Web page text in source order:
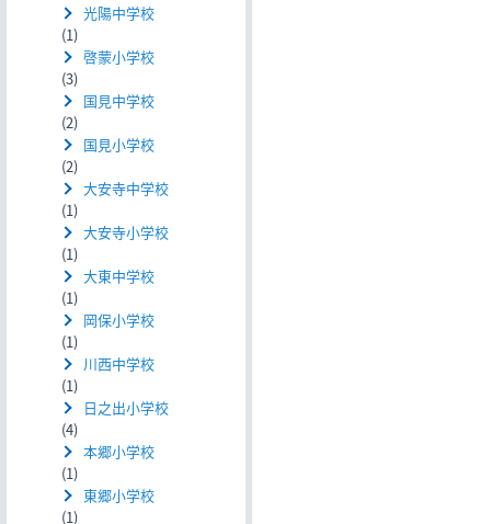
光陽中学校
(1)
啓蒙小学校
(3)
国見中学校
(2)
国見小学校
(2)
大安寺中学校
(1)
大安寺小学校
(1)
大東中学校
(1)
岡保小学校
(1)
川西中学校
(1)
日之出小学校
(4)
本郷小学校
(1)
東郷小学校
(1)